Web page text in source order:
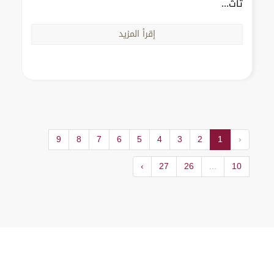
تأث...
إقرأ المزيد
‹
1
2
3
4
5
6
7
8
9
10
...
26
27
›